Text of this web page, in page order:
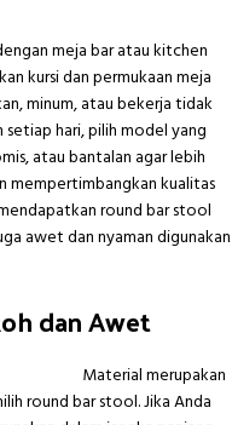
meja bar atau kitchen
kursi dan permukaan meja
minum, atau bekerja tidak
setiap hari, pilih model yang
atau bantalan agar lebih
mempertimbangkan kualitas
round bar stool
awet dan nyaman digunakan
dan Awet
Material merupakan
round bar stool. Jika Anda